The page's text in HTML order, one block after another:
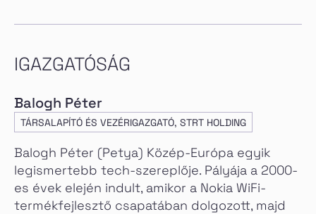
IGAZGATÓSÁG
Balogh Péter
TÁRSALAPÍTÓ ÉS VEZÉRIGAZGATÓ, STRT HOLDING
Balogh Péter (Petya) Közép-Európa egyik
legismertebb tech-szereplője. Pályája a 2000-
es évek elején indult, amikor a Nokia WiFi-
termékfejlesztő csapatában dolgozott, majd